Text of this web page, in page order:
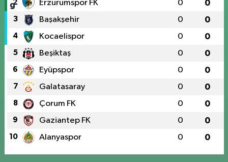
2 Erzurumspor FK 0 0
3 Başakşehir 0 0
4 Kocaelispor 0 0
5 Beşiktaş 0 0
6 Eyüpspor 0 0
7 Galatasaray 0 0
8 Çorum FK 0 0
9 Gaziantep FK 0 0
10 Alanyaspor 0 0